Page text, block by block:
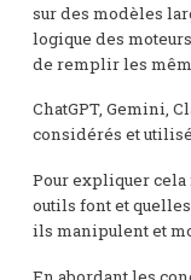
sur des modèles
logique des
de remplir les
ChatGPT, Gemini,
considérés et
Pour expliquer
outils font et
ils manipulent et